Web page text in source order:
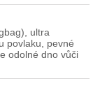
ultra
povlaku, pevné
odolné dno vůči